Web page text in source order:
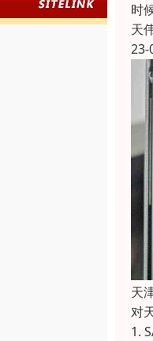
时
天
23-
天
对
1.